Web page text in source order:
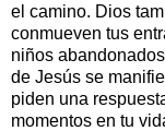
el camino. Dios
conmueven tus
niños
de Jesús se
piden una
momentos en tu